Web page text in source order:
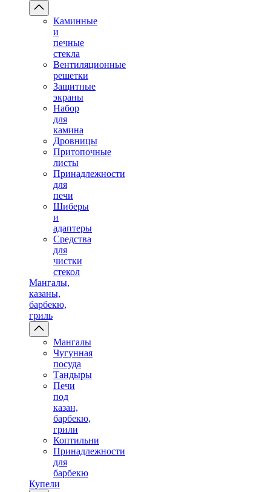
Каминные
и
печные
стекла
Вентиляционные
решетки
Защитные
экраны
Набор
для
камина
Дровницы
Притопочные
листы
Принадлежности
для
печи
Шиберы
и
адаптеры
Средства
для
чистки
стекол
Мангалы,
казаны,
барбекю,
гриль
Мангалы
Чугунная
посуда
Тандыры
Печи
под
казан,
барбекю,
грили
Коптильни
Принадлежности
для
барбекю
Купели